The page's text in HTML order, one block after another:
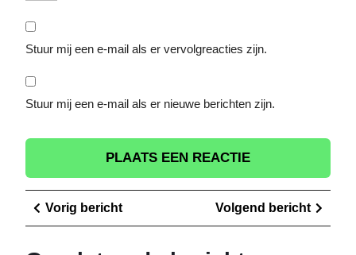
Stuur mij een e-mail als er vervolgreacties zijn.
Stuur mij een e-mail als er nieuwe berichten zijn.
Berichtnavigatie
Vorig berichtVorig
bericht
Volgend bericht
bericht